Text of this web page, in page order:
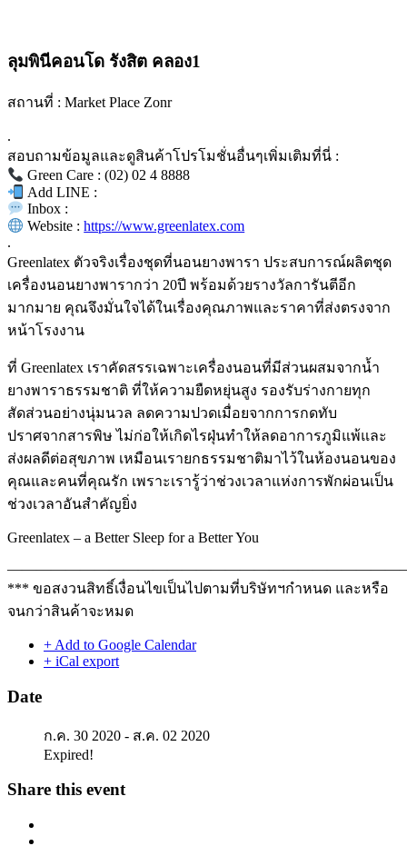
ลุมพินีคอนโด รังสิต คลอง1
สถานที่ : Market Place Zonr
.
สอบถามข้อมูลและดูสินค้าโปรโมชั่นอื่นๆเพิ่มเติมที่นี่ :
Green Care : (02) 02 4 8888
Add LINE :
Inbox :
Website :https://www.greenlatex.com
.
Greenlatex ตัวจริงเรื่องชุดที่นอนยางพารา ประสบการณ์ผลิตชุด
เครื่องนอนยางพารากว่า 20ปี พร้อมด้วยรางวัลการันตีอีก
มากมาย คุณจึงมั่นใจได้ในเรื่องคุณภาพและราคาที่ส่งตรงจาก
หน้าโรงงาน
ที่ Greenlatex เราคัดสรรเฉพาะเครื่องนอนที่มีส่วนผสมจากน้ำ
ยางพาราธรรมชาติ ที่ให้ความยืดหยุ่นสูง รองรับร่างกายทุก
สัดส่วนอย่างนุ่มนวล ลดความปวดเมื่อยจากการกดทับ
ปราศจากสารพิษ ไม่ก่อให้เกิดไรฝุ่นทำให้ลดอาการภูมิแพ้และ
ส่งผลดีต่อสุขภาพ เหมือนเรายกธรรมชาติมาไว้ในห้องนอนของ
คุณและคนที่คุณรัก เพราะเรารู้ว่าช่วงเวลาแห่งการพักผ่อนเป็น
ช่วงเวลาอันสำคัญยิ่ง
Greenlatex – a Better Sleep for a Better You
*** ขอสงวนสิทธิ์เงื่อนไขเป็นไปตามที่บริษัทฯกำหนด และหรือ
จนกว่าสินค้าจะหมด
+ Add to Google Calendar
+ iCal export
Date
ก.ค. 30 2020 - ส.ค. 02 2020
Expired!
Share this event